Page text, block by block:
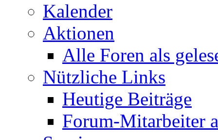
Kalender
Aktionen
Alle Foren als
Nützliche Links
Heutige Beiträge
Forum-Mitarbeiter